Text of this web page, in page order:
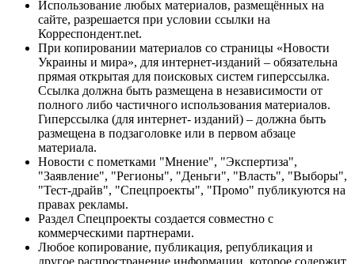
Использование любых материалов, размещённых на
сайте, разрешается при условии ссылки на
Корреспондент.net.
При копировании материалов со страницы «Новости
Украины и мира», для интернет-изданий – обязательна
прямая открытая для поисковых систем гиперссылка.
Ссылка должна быть размещена в независимости от
полного либо частичного использования материалов.
Гиперссылка (для интернет- изданий) – должна быть
размещена в подзаголовке или в первом абзаце
материала.
Новости с пометками "Мнение", "Экспертиза",
"Заявление", "Регионы", "Деньги", "Власть", "Выборы",
"Тест-драйв", "Спецпроекты", "Промо" публикуются на
правах рекламы.
Раздел Спецпроекты создается совместно с
коммерческими партнерами.
Любое копирование, публикация, републикация и
другое распространение информации, которое содержит